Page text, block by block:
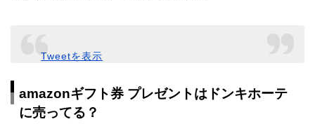
Tweetを表示
amazonギフト券 プレゼントはドンキホーテ
に売ってる？